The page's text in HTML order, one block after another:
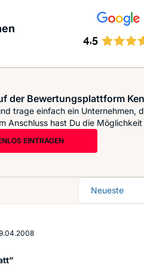
der Bewertungsplattform
trage einfach ein Unternehmen,
Anschluss hast Du die
EINTRAGEN
Sortierung